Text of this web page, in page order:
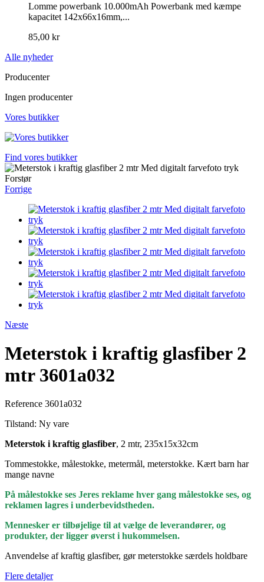
Lomme powerbank 10.000mAh Powerbank med kæmpe
kapacitet 142x66x16mm,...
85,00 kr
Alle nyheder
Producenter
Ingen producenter
Vores butikker
Find vores butikker
Forstør
Forrige
Næste
Meterstok i kraftig glasfiber 2
mtr 3601a032
Reference 3601a032
Tilstand: Ny vare
Meterstok i kraftig glasfiber, 2 mtr, 235x15x32cm
Tommestokke, målestokke, metermål, meterstokke. Kært barn har
mange navne
På målestokke ses Jeres reklame hver gang målestokke ses, og
reklamen lagres i underbevidstheden.
Mennesker er tilbøjelige til at vælge de leverandører, og
produkter, der ligger øverst i hukommelsen.
Anvendelse af kraftig glasfiber, gør meterstokke særdels holdbare
Flere detaljer